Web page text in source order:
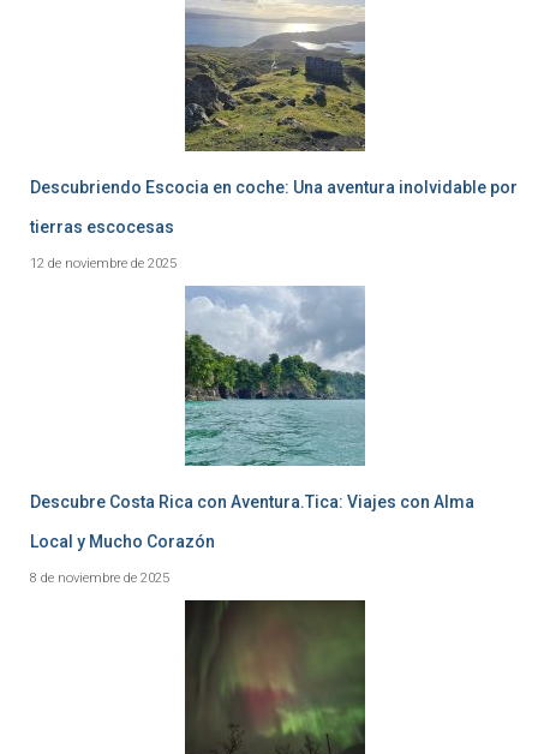
Descubriendo Escocia en coche: Una aventura inolvidable por
tierras escocesas
12 de noviembre de 2025
Descubre Costa Rica con Aventura.Tica: Viajes con Alma
Local y Mucho Corazón
8 de noviembre de 2025